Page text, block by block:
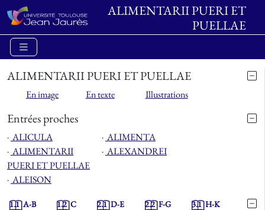
ALIMENTARII PUERI ET
PUELLAE
ALIMENTARII PUERI ET PUELLAE
En image En texte Illustrations
Entrées proches
⋅ ALICULA ⋅ ALIMENTA
⋅ ALIMENTARII
PUERI ET PUELLAE
⋅ ALEXANDREI
⋅ ALEISON
1.1A-B 1.2C 2.1D-E 2.2F-G 3.1H-K